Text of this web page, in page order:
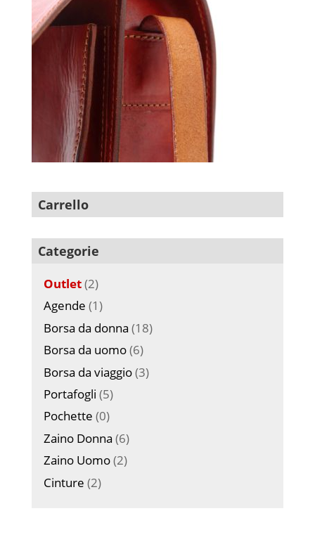
Carrello
Categorie
Outlet(2)
Agende (1)
Borsa da donna (18)
Borsa da uomo(6)
Borsa da viaggio(3)
Portafogli (5)
Pochette (0)
Zaino Donna (6)
Zaino Uomo(2)
Cinture (2)